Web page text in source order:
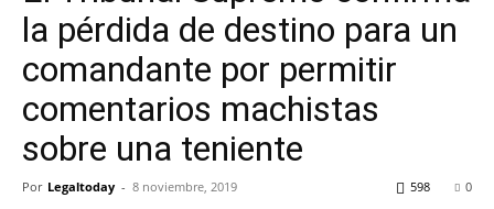
la pérdida de destino para un
comandante por permitir
comentarios machistas
sobre una teniente
Por Legaltoday - 8 noviembre, 2019 0
598